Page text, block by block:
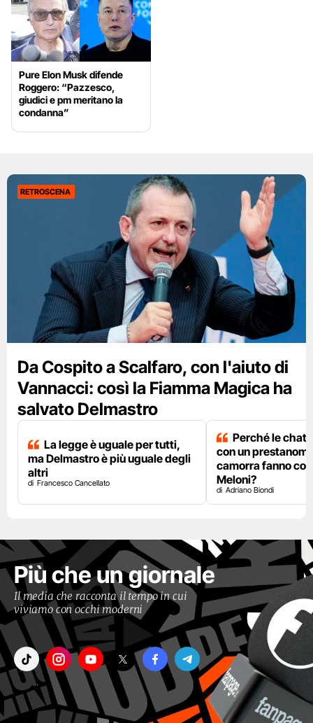
Pure Elon Musk difende
Roggero: “Pazzesco,
giudici e pm meritano la
condanna”
RETROSCENA
Da Cospito a Scalfaro, con l'aiuto di
Vannacci: così la Fiamma Magica ha
salvato Delmastro
La legge è uguale per tutti,
ma Delmastro è più uguale degli
altri
Francesco Cancellato
Perché le chat
con un
camorra fanno
Meloni?
Adriano Biondi
Più che un giornale
Il media che racconta il tempo in cui
viviamo con occhi moderni